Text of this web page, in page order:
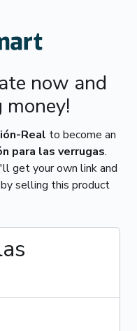
now and
Real to become an
para las verrugas.
get your own link and
selling this product